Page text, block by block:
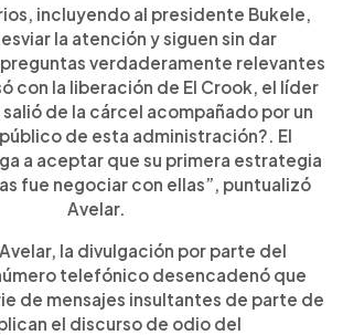
incluyendo al presidente Bukele,
la atención y siguen sin dar
verdaderamente relevantes
con la liberación de El Crook, el líder
de la cárcel acompañado por un
de esta administración?. El
a aceptar que su primera estrategia
fue negociar con ellas”, puntualizó
Avelar.
la divulgación por parte del
telefónico desencadenó que
de mensajes insultantes de parte de
el discurso de odio del